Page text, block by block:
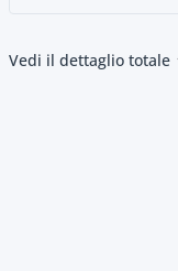
Vedi il dettaglio totale